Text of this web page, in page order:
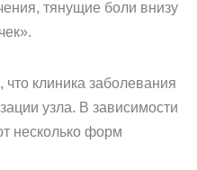
тянущие боли внизу
клиника заболевания
узла. В зависимости
несколько форм